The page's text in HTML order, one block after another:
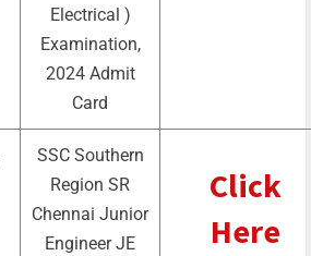
Electrical )
Examination,
2024 Admit
Card
SSC Southern
Region SR
Chennai Junior
Engineer JE
Click
Here